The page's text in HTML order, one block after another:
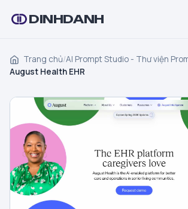
DINHDANH
Trang chủ/AI Prompt Studio - Thư viện
August Health EHR